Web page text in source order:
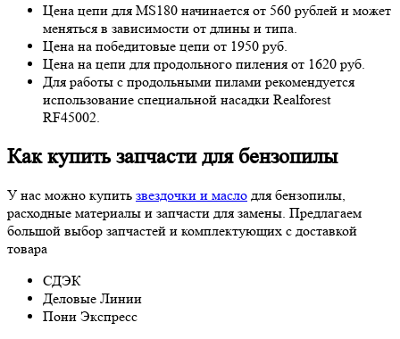
Цена цепи для MS180 начинается от 560 рублей и может
меняться в зависимости от длины и типа.
Цена на победитовые цепи от 1950 руб.
Цена на цепи для продольного пиления от 1620 руб.
Для работы с продольными пилами рекомендуется
использование специальной насадки Realforest
RF45002.
Как купить запчасти для бензопилы
У нас можно купить звездочки и масло для бензопилы,
расходные материалы и запчасти для замены. Предлагаем
большой выбор запчастей и комплектующих с доставкой
товара
СДЭК
Деловые Линии
Пони Экспресс